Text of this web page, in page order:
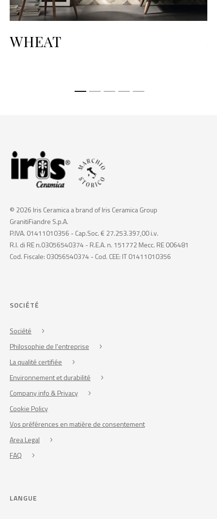
WHEAT
© 2026 Iris Ceramica a brand of Iris Ceramica Group
GranitiFiandre S.p.A.
P.IVA. 01411010356 - Cap.Soc. € 27.253.397,00 i.v.
R.I. di RE n.03056540374 - R.E.A. n. 151772 Mecc. RE 006481
Cod. Fiscale: 03056540374 - Cod. CEE: IT 01411010356
SOCIÉTÉ
Société
Philosophie de l'entreprise
La qualité certifiée
Environnement et durabilité
Company info & Privacy
Cookie Policy
Vos préférences en matière de consentement
Area Legal
FAQ
LANGUE